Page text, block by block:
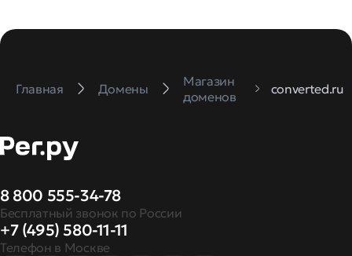
Главная Домены
Магазин
доменов
converted.ru
8 800 555-34-78
Бесплатный звонок по России
+7 (495) 580-11-11
Телефон в Москве